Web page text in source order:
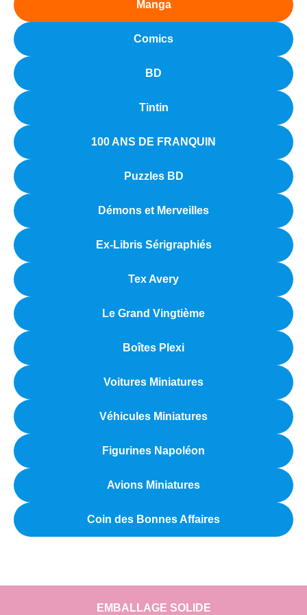
Manga
Comics
BD
Tintin
100 ANS DE FRANQUIN
Puzzles BD
Démons et Merveilles
Ex-Libris Sérigraphiés
Tex Avery
Le Grand Vingtième
Boîtes Plexi
Voitures Miniatures
Véhicules Miniatures
Figurines Napoléon
Avions Miniatures
Coin des Bonnes Affaires
EMBALLAGE SOLIDE